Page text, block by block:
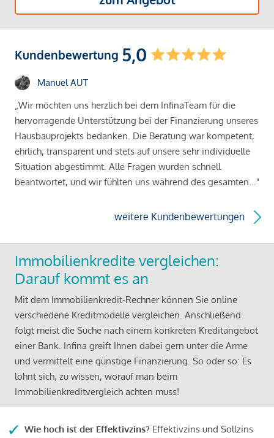
Kundenbewertung 5,0
Manuel AUT
„Wir möchten uns herzlich bei dem InfinaTeam für die
hervorragende Unterstützung bei der Finanzierung unseres
Hausbauprojekts bedanken. Die Beratung war kompetent,
ehrlich, transparent und stets auf unsere sehr individuelle
Situation abgestimmt. Alle Fragen wurden schnell
beantwortet, und wir fühlten uns während des gesamten..."
weitere Kundenbewertungen
Immobilienkredite vergleichen:
Darauf kommt es an
Mit dem Immobilienkredit-Rechner können Sie online
verschiedene Kreditmodelle vergleichen. Anschließend
folgt meist die Suche nach einem konkreten Kreditangebot
einer Bank. Infina greift Ihnen dabei gern unter die Arme
und vermittelt eine günstige Finanzierung. So oder so: Es
lohnt sich, zu wissen, worauf man beim
Immobilienkreditvergleich achten muss!
Wie hoch ist der Effektivzins? Effektivzins und Sollzins